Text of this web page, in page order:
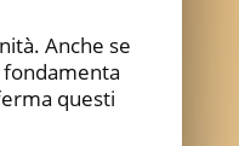
Anche se
questi